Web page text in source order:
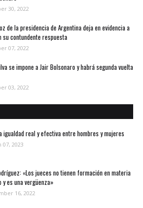
30, 2022
de la presidencia de Argentina deja en evidencia a
su contundente respuesta
07, 2022
se impone a Jair Bolsonaro y habrá segunda vuelta
03, 2022
igualdad real y efectiva entre hombres y mujeres
07, 2023
«Los jueces no tienen formación en materia
y es una vergüenza»
16, 2022